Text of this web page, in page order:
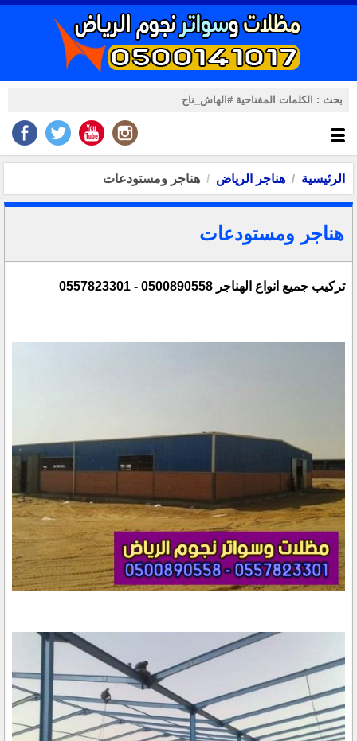
الرئيسية هناجر الرياض هناجر ومستودعات
هناجر ومستودعات
تركيب جميع انواع الهناجر 0500890558 - 0557823301